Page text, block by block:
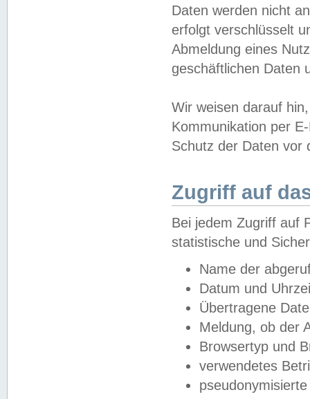
Daten werden nicht
erfolgt verschlüsselt
Abmeldung eines
geschäftlichen Daten
Wir weisen darauf
Kommunikation per
Schutz der Daten vor
Zugriff auf
Bei jedem Zugriff auf
statistische und
Name der
Datum und
Übertragene
Meldung, ob der
Browsertyp und
verwendetes